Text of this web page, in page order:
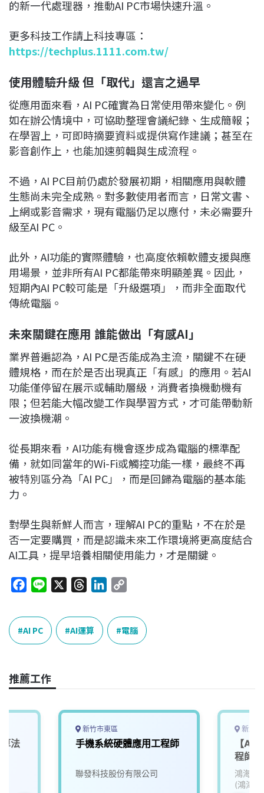
的新一代處理器，推動AI PC市場快速升溫。
更多科技工作請上科技專區：
https://techplus.1111.com.tw/
使用體驗升級 但「取代」還言之過早
從應用面來看，AI PC確實為日常使用帶來變化。例
如在辦公情境中，可協助整理會議紀錄、生成簡報；
在學習上，可即時摘要資料或提供寫作建議；甚至在
影音創作上，也能加速剪輯與生成流程。
不過，AI PC目前仍處於發展初期，相關應用與軟體
生態尚未完全成熟。對多數使用者而言，日常文書、
上網或影音需求，現有電腦仍足以應付，未必需要升
級至AI PC。
此外，AI功能的實際體驗，也高度依賴軟體支援與應
用場景，並非所有AI PC都能帶來明顯差異。因此，
短期內AI PC較可能是「升級選項」，而非全面取代
傳統電腦。
未來關鍵在應用 誰能做出「有感AI」
業界普遍認為，AI PC是否能成為主流，關鍵不在硬
體規格，而在於是否出現真正「有感」的應用。若AI
功能僅停留在展示或輔助層級，消費者換機動機有
限；但若能大幅改變工作與學習方式，才可能帶動新
一波換機潮。
從長期來看，AI功能有機會逐步成為電腦的標準配
備，就如同當年的Wi-Fi或觸控功能一樣，最終不再
被特別區分為「AI PC」，而是回歸為電腦的基本能
力。
對學生與新鮮人而言，理解AI PC的重點，不在於是
否一定要購買，而是認識未來工作環境將更高度結合
AI工具，提早培養相關使用能力，才是關鍵。
c
e
b
o
k
e
r
e
a
k
n
p
y
L
k
AI PC AI運算 電腦
推薦工作
法
新竹市東區
⼿機系統硬體應⽤⼯程師
聯發科技股份有限公司
新北
【AI
程師 (
鴻海精
(鴻海)